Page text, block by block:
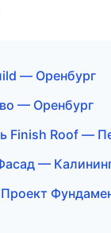
— Оренбург
— Оренбург
Finish Roof —
—